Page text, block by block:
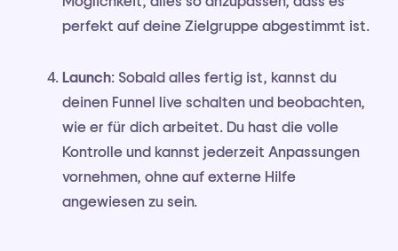
perfekt auf deine Zielgruppe abgestimmt ist.
Launch: Sobald alles fertig ist, kannst du
deinen Funnel live schalten und beobachten,
wie er für dich arbeitet. Du hast die volle
Kontrolle und kannst jederzeit Anpassungen
vornehmen, ohne auf externe Hilfe
angewiesen zu sein.